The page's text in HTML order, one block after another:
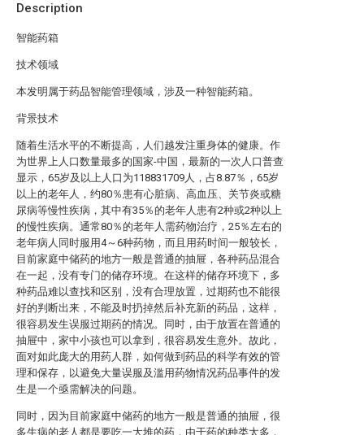
Description
智能药箱
技术领域
本发明属于药品智能管理领域，涉及一种智能药箱。
背景技术
随着生活水平的不断提高，人们越发注重身体的健康。作
为世界上人口数量最多的国家-中国，最新的一次人口普查
显示，65岁及以上人口为118831709人，占8.87％，65岁
以上的老年人，约80％患有心脏病、高血压、关节炎或糖
尿病等慢性疾病，其中有35％的老年人患有2种或2种以上
的慢性疾病。通常80％的老年人需药物治疗，25％左右的
老年病人同时服用4～6种药物，而且用药时间一般较长，
目前家庭中储药的地方一般是普通的抽屉，各种药品混合
在一起，没有专门的储存环境。在这样的储存环境下，多
种药品难以查找和区别，没有合理放置，过期药也不能很
好的判断出来，不能及时扔掉然后补充新的药品，这样，
很容易发生误服过期药的情况。同时，由于放置在普通的
抽屉中，家中小孩也可以拿到，很容易发生意外。故此，
面对如此庞大的用药人群，如何做到药品的科学有效的管
理和保存，以避免大量误服及滥用药物情况药品事件的发
生是一个亟需解决的问题。
同时，因为目前家庭中储药的地方一般是普通的抽屉，很
多生病的老人都是要吃一大堆的药，由于药的种类太多，